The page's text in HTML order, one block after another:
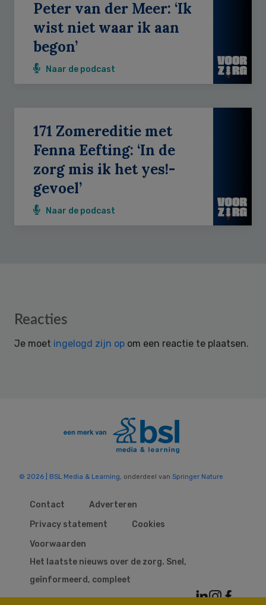
Peter van der Meer: ‘Ik
wist niet waar ik aan
begon’
Naar de podcast
171 Zomereditie met
Fenna Eefting: ‘In de
zorg mis ik het yes!-
gevoel’
Naar de podcast
Reader
Reacties
Je moet ingelogd zijn op om een reactie te plaatsen.
© 2026 | BSL Media & Learning , onderdeel van Springer Nature
Contact
Adverteren
Privacy statement
Cookies
Voorwaarden
Het laatste nieuws over de zorg. Snel,
geïnformeerd, compleet